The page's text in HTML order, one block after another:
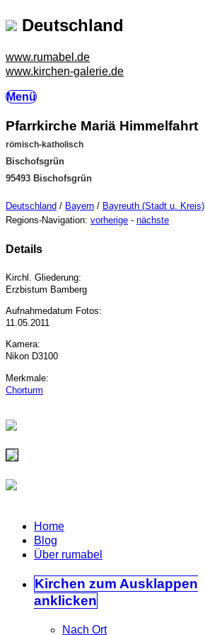
Deutschland
www.rumabel.de
www.kirchen-galerie.de
Menü
Pfarrkirche Mariä Himmelfahrt
römisch-katholisch
Bischofsgrün
95493 Bischofsgrün
Deutschland / Bayern / Bayreuth (Stadt u. Kreis)
Regions-Navigation: vorherige - nächste
Details
Kirchl. Gliederung:
Erzbistum Bamberg
Aufnahmedatum Fotos:
11.05.2011
Kamera:
Nikon D3100
Merkmale:
Chorturm
Home
Blog
Über rumabel
Kirchen zum Ausklappen
anklicken
Nach Ort